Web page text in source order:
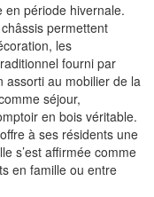
en période hivernale.
permettent
les
fourni par
assorti au mobilier de la
séjour,
en bois véritable.
à ses résidents une
s’est affirmée comme
en famille ou entre